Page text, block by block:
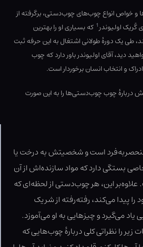
و خواص انواع چوب‌های چوب‌دستی، برگرفته از
اولیوندر 1 که بسیاری او را بهترین
طی یک دورهٔ طولانی اشتغال به این حرفه ثبت
دید، آقای اولیوندر باور دارد که چوب‌
و انتخاب انسان‌ برخوردار است.
دربارهٔ چوب چوب‌دستی‌ها را به این صورت
است و شخصیتش به درخت یا
بستگی دارد که مواد سازنده‌اش از آن
این، هر چوب‌دستی از لحظه‌ای که
پیدا می‌کند، رفته‌رفته از شریک
می‌گیرد و چیزهایی به او می‌آموزد.
زیر را نظراتی کلی دربارهٔ چوب‌هایی که